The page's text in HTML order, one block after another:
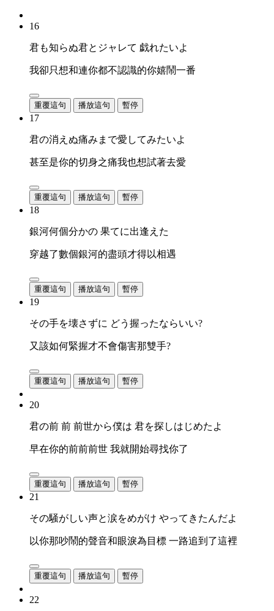
16
君も知らぬ君とジャレて 戯れたいよ
我卻只想和連你都不認識的你嬉鬧一番
重覆這句 播放這句 暫停
17
君の消えぬ痛みまで愛してみたいよ
甚至是你的切身之痛我也想試著去愛
重覆這句 播放這句 暫停
18
銀河何個分かの 果てに出逢えた
穿越了數個銀河的盡頭才得以相遇
重覆這句 播放這句 暫停
19
その手を壊さずに どう握ったならいい?
又該如何緊握才不會傷害那雙手?
重覆這句 播放這句 暫停
20
君の前 前 前世から僕は 君を探しはじめたよ
早在你的前前前世 我就開始尋找你了
重覆這句 播放這句 暫停
21
その騒がしい声と涙をめがけ やってきたんだよ
以你那吵鬧的聲音和眼淚為目標 一路追到了這裡
重覆這句 播放這句 暫停
22